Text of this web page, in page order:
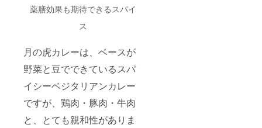
薬膳効果も期待できるスパイ
ス
月の虎カレーは、ベースが
野菜と豆でできているスパ
イシーベジタリアンカレー
ですが、鶏肉・豚肉・牛肉
と、とても親和性がありま